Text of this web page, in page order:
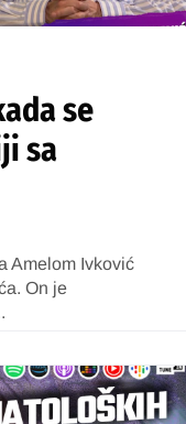
se
sa
Amelom Ivković
On je